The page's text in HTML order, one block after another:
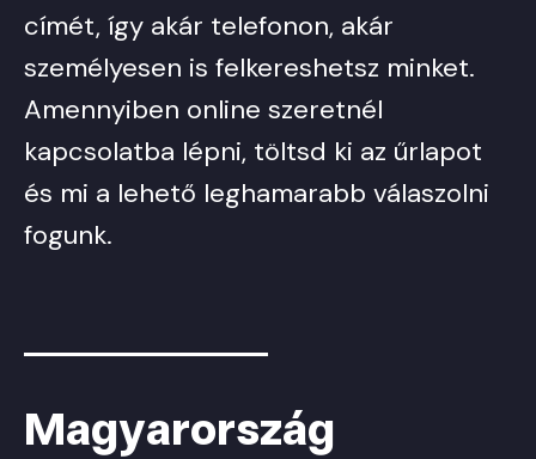
címét, így akár telefonon, akár
személyesen is felkereshetsz minket.
Amennyiben online szeretnél
kapcsolatba lépni, töltsd ki az űrlapot
és mi a lehető leghamarabb válaszolni
fogunk.
Magyarország